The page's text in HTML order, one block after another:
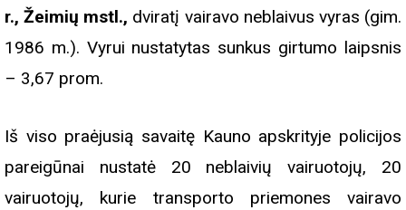
r., Žeimių mstl., dviratį vairavo neblaivus vyras (gim.
1986 m.). Vyrui nustatytas sunkus girtumo laipsnis
– 3,67 prom.
Iš viso praėjusią savaitę Kauno apskrityje policijos
pareigūnai nustatė 20 neblaivių vairuotojų, 20
vairuotojų, kurie transporto priemones vairavo